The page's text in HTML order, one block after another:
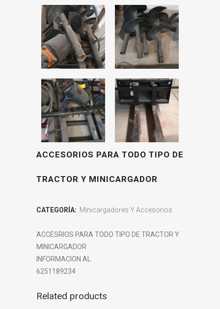
ACCESORIOS PARA TODO TIPO DE
TRACTOR Y MINICARGADOR
CATEGORÍA: Minicargadores Y Accesorios
ACCESRIOS PARA TODO TIPO DE TRACTOR Y
MINICARGADOR
INFORMACION AL
6251189234
Related products